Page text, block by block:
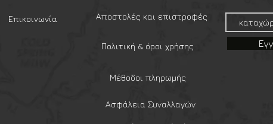
Επικοινωνία Αποστολές και επιστροφές
Πολιτική & όροι χρήσης
Μέθοδοι πληρωμής
Ασφάλεια Συναλλαγών